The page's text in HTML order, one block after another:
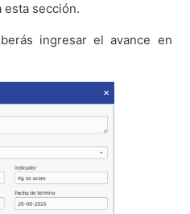
esta sección.
ingresar el avance en